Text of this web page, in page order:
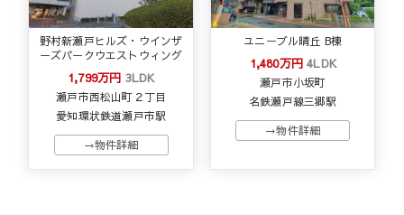
野村新瀬戸ヒルズ・ウインザ
ーズパークウエストウィング
1,799万円 3LDK
瀬戸市西松山町２丁目
愛知環状鉄道瀬戸市駅
→物件詳細
ユニーブル晴丘 B棟
1,480万円4LDK
瀬戸市小坂町
名鉄瀬戸線三郷駅
→物件詳細